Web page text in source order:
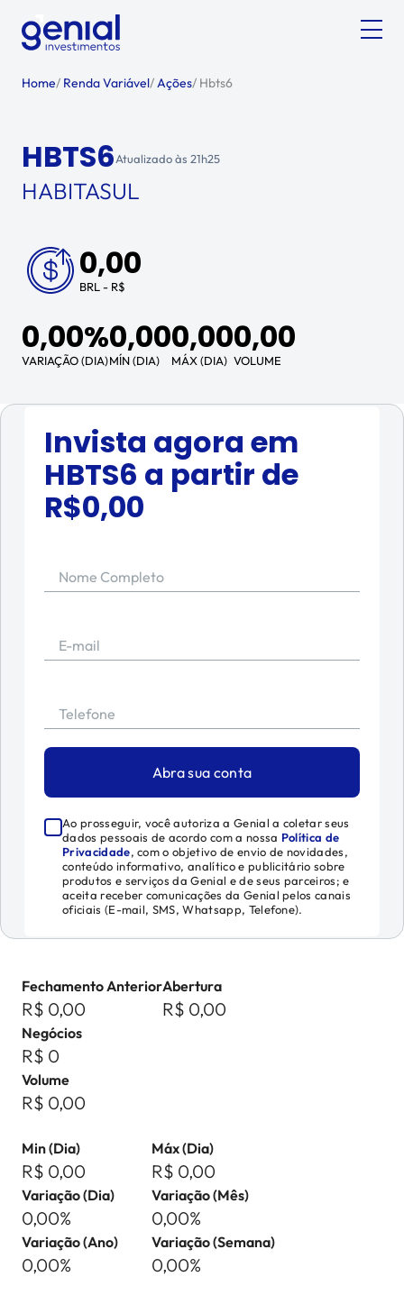
Home/ Renda Variável/Ações/ Hbts6
HBTS6Atualizado às 21h25
HABITASUL
0,00
BRL - R$
0,00%
VARIAÇÃO (DIA)
0,00
MÍN (DIA)
0,00
MÁX (DIA)
0,00
VOLUME
Invista agora em
HBTS6 a partir de
R$0,00
Nome Completo
E-mail
Telefone
Abra sua conta
Ao prosseguir, você autoriza a Genial a coletar seus
dados pessoais de acordo com a nossa Política de
Privacidade, com o objetivo de envio de novidades,
conteúdo informativo, analítico e publicitário sobre
produtos e serviços da Genial e de seus parceiros; e
aceita receber comunicações da Genial pelos canais
oficiais (E-mail, SMS, Whatsapp, Telefone).
Fechamento Anterior
R$ 0,00
Abertura
R$ 0,00
Negócios
R$ 0
Volume
R$ 0,00
Min (Dia)
R$ 0,00
Máx (Dia)
R$ 0,00
Variação (Dia)
0,00%
Variação (Mês)
0,00%
Variação (Ano)
0,00%
Variação (Semana)
0,00%